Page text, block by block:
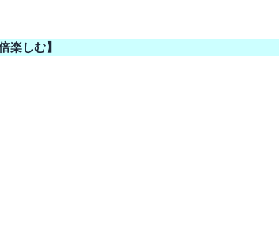
楽しむ】